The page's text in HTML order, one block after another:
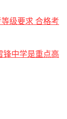
级要求 合格考
锋中学是重点高